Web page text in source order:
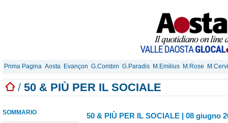
Prima Pagina Aosta Evançon G.Combin G.Paradis M.Emilius M.Rose
/ 50 & PIÙ PER IL SOCIALE
SOMMARIO 50 & PIÙ PER IL SOCIALE | 08 giugno